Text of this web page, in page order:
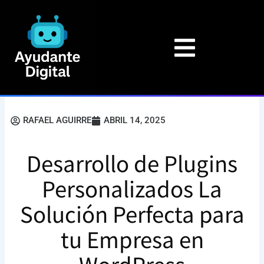
contenido
RAFAEL AGUIRRE ABRIL 14, 2025
Desarrollo de Plugins
Personalizados La
Solución Perfecta para
tu Empresa en